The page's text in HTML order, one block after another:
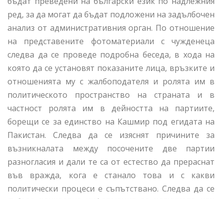
ред, за да могат да бъдат подложени на задълбочен
анализ от административния орган. По отношение
на представените фотоматериали с чужденеца
следва да се проведе подробна беседа, в хода на
която да се установят показаните лица, връзките и
отношенията му с жалбоподателя и ролята им в
политическото пространство на страната и в
частност ролята им в дейността на партиите,
борещи се за единство на Кашмир под егидата на
Пакистан. Следва да се изяснят причините за
възникналата между посочените две партии
разногласия и дали те са от естество да прераснат
във вражда, кога е станало това и с какви
политически процеси е съпътствано. Следва да се